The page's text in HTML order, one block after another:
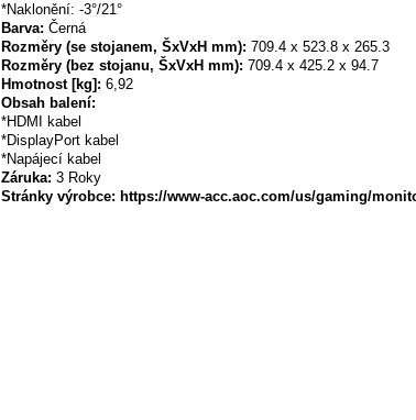
*Naklonění: -3°/21°
Barva: Černá
Rozměry (se stojanem, ŠxVxH mm): 709.4 x 523.8 x 265.3
Rozměry (bez stojanu, ŠxVxH mm): 709.4 x 425.2 x 94.7
Hmotnost [kg]: 6,92
Obsah balení:
*HDMI kabel
*DisplayPort kabel
*Napájecí kabel
Záruka: 3 Roky
Stránky výrobce: https://www-acc.aoc.com/us/gaming/